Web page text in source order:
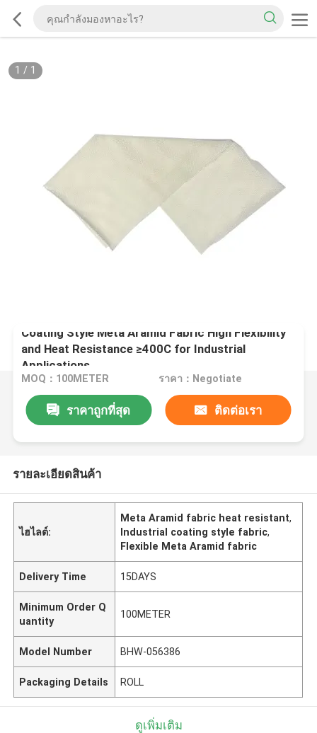
1 / 1
Coating Style Meta Aramid Fabric High Flexibility
and Heat Resistance ≥400C for Industrial
Applications
MOQ：100METER ราคา：Negotiate
ราคาถูกที่สุด ติดต่อเรา
รายละเอียดสินค้า
ไฮไลต์:
Meta Aramid fabric heat resistant,
Industrial coating style fabric,
Flexible Meta Aramid fabric
Delivery Time 15DAYS
Minimum Order Q
uantity
100METER
Model Number BHW-056386
Packaging Details ROLL
ดูเพิ่มเติม